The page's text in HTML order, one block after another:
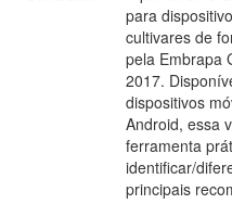
para
cultivares de
pela Embrapa
2017.
dispositivos
Android, essa
ferramenta
identificar/
principais